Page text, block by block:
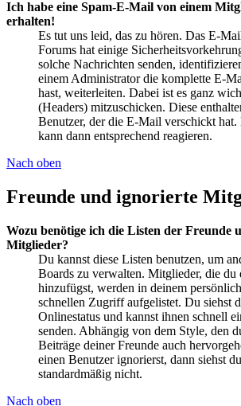
Ich habe eine Spam-E-Mail von einem
erhalten!
Es tut uns leid, das zu hören. Das E-
Forums hat einige
solche Nachrichten senden,
einem Administrator die komplette E-
hast, weiterleiten. Dabei ist es ganz
(Headers) mitzuschicken. Diese
Benutzer, der die E-Mail verschickt
kann dann entsprechend reagieren.
Nach oben
Freunde und ignorierte
Wozu benötige ich die Listen der Freunde
Mitglieder?
Du kannst diese Listen benutzen, um
Boards zu verwalten. Mitglieder, die du
hinzufügst, werden in deinem
schnellen Zugriff aufgelistet. Du siehst
Onlinestatus und kannst ihnen schnell
senden. Abhängig von dem Style, den
Beiträge deiner Freunde auch
einen Benutzer ignorierst, dann siehst
standardmäßig nicht.
Nach oben